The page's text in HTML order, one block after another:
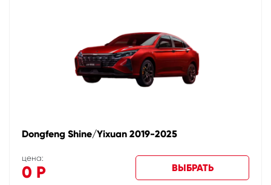
Dongfeng Shine/Yixuan 2019-2025
цена:
0 Р ВЫБРАТЬ